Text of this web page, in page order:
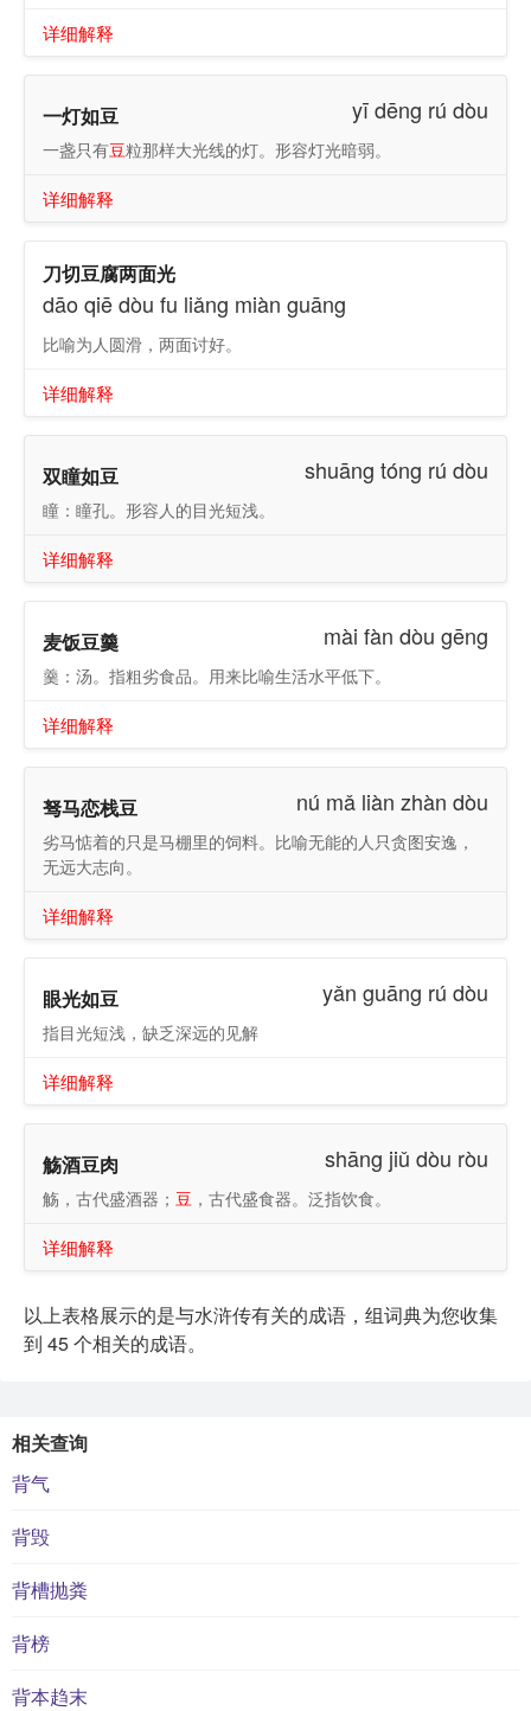
详细解释
一灯如豆 yī dēng rú dòu
一盏只有豆粒那样大光线的灯。形容灯光暗弱。
详细解释
刀切豆腐两面光
dāo qiē dòu fu liǎng miàn guāng
比喻为人圆滑，两面讨好。
详细解释
双瞳如豆 shuāng tóng rú dòu
瞳：瞳孔。形容人的目光短浅。
详细解释
麦饭豆羹 mài fàn dòu gēng
羹：汤。指粗劣食品。用来比喻生活水平低下。
详细解释
驽马恋栈豆 nú mǎ liàn zhàn dòu
劣马惦着的只是马棚里的饲料。比喻无能的人只贪图安逸，
无远大志向。
详细解释
眼光如豆 yǎn guāng rú dòu
指目光短浅，缺乏深远的见解
详细解释
觞酒豆肉 shāng jiǔ dòu ròu
觞，古代盛酒器； 豆 ，古代盛食器。泛指饮食。
详细解释
以上表格展示的是与水浒传有关的成语，组词典为您收集
到 45 个相关的成语。
相关查询
背气
背毁
背槽抛粪
背榜
背本趋末